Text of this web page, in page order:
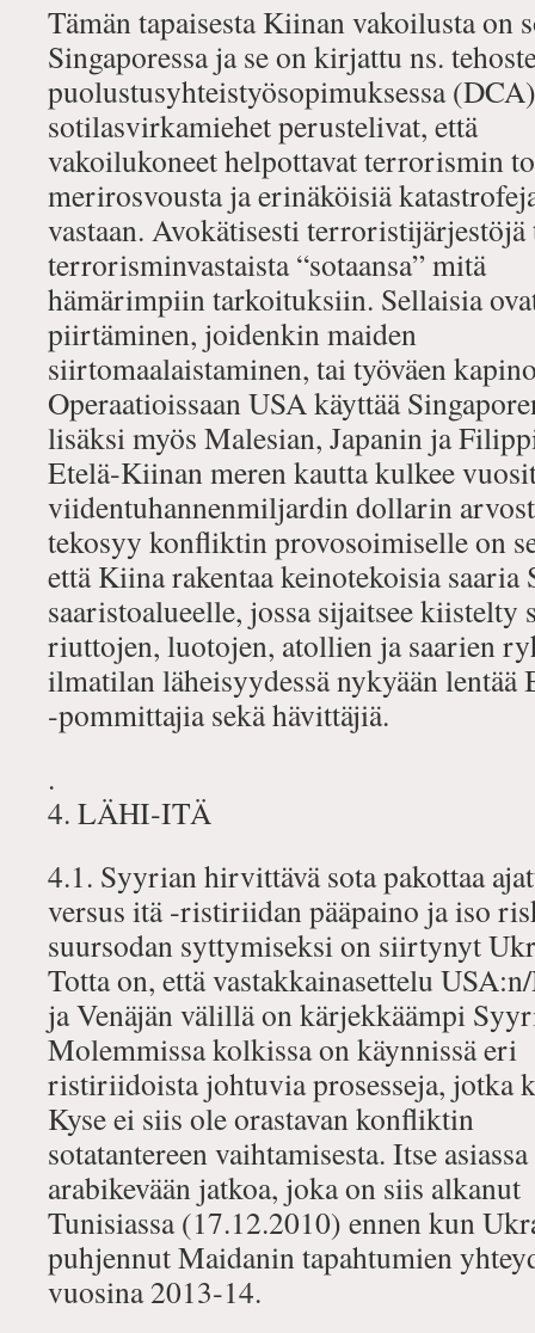
Tämän tapaisesta Kiinan vakoilusta on
Singaporessa ja se on kirjattu ns.
puolustusyhteistyösopimuksessa
sotilasvirkamiehet perustelivat, että
vakoilukoneet helpottavat terrorismin
merirosvousta ja erinäköisiä
vastaan. Avokätisesti
terrorisminvastaista “sotaansa” mitä
hämärimpiin tarkoituksiin. Sellaisia
piirtäminen, joidenkin maiden
siirtomaalaistaminen, tai työväen
Operaatioissaan USA käyttää
lisäksi myös Malesian, Japanin ja
Etelä‐Kiinan meren kautta kulkee
viidentuhannenmiljardin dollarin
tekosyy konfliktin provosoimiselle on
että Kiina rakentaa keinotekoisia saaria
saaristoalueelle, jossa sijaitsee kiistelty
riuttojen, luotojen, atollien ja saarien
ilmatilan läheisyydessä nykyään lentää
‐pommittajia sekä hävittäjiä.
.
4. LÄHI‐ITÄ
4.1. Syyrian hirvittävä sota pakottaa
versus itä ‐ristiriidan pääpaino ja iso
suursodan syttymiseksi on siirtynyt
Totta on, että vastakkainasettelu
ja Venäjän välillä on kärjekkäämpi
Molemmissa kolkissa on käynnissä eri
ristiriidoista johtuvia prosesseja, jotka
Kyse ei siis ole orastavan konfliktin
sotatantereen vaihtamisesta. Itse
arabikevään jatkoa, joka on siis alkanut
Tunisiassa (17.12.2010) ennen kun
puhjennut Maidanin tapahtumien
vuosina 2013‐14.